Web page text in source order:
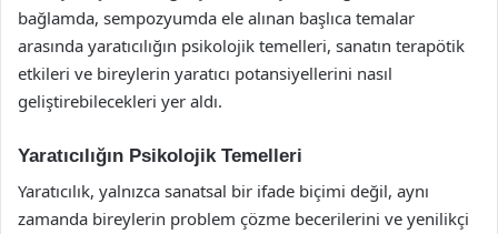
bağlamda, sempozyumda ele alınan başlıca temalar
arasında yaratıcılığın psikolojik temelleri, sanatın terapötik
etkileri ve bireylerin yaratıcı potansiyellerini nasıl
geliştirebilecekleri yer aldı.
Yaratıcılığın Psikolojik Temelleri
Yaratıcılık, yalnızca sanatsal bir ifade biçimi değil, aynı
zamanda bireylerin problem çözme becerilerini ve yenilikçi